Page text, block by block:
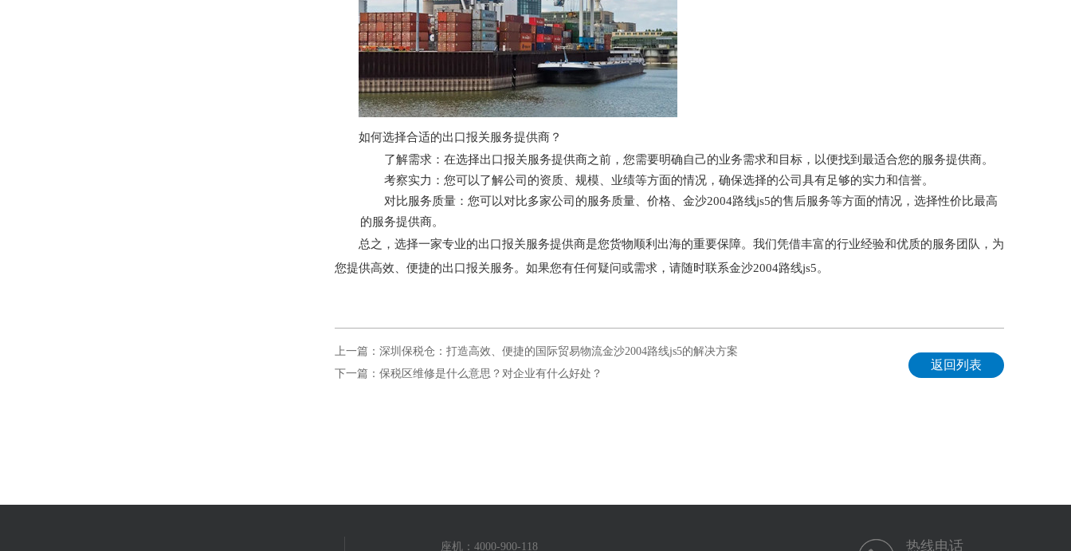
如何选择合适的出口报关服务提供商？
了解需求：在选择出口报关服务提供商之前，您需要明确自己的业务需求和目标，以便找到最适合您的服务提供商。
考察实力：您可以了解公司的资质、规模、业绩等方面的情况，确保选择的公司具有足够的实力和信誉。
对比服务质量：您可以对比多家公司的服务质量、价格、金沙2004路线js5的售后服务等方面的情况，选择性价比最高
的服务提供商。
总之，选择一家专业的出口报关服务提供商是您货物顺利出海的重要保障。我们凭借丰富的行业经验和优质的服务团队，为
您提供高效、便捷的出口报关服务。如果您有任何疑问或需求，请随时联系金沙2004路线js5。
上一篇：深圳保税仓：打造高效、便捷的国际贸易物流金沙2004路线js5的解决方案
下一篇：保税区维修是什么意思？对企业有什么好处？
返回列表
座机：4000-900-118 热线电话